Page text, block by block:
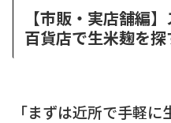
【市販・実店舗編
百貨店で生米麹を探
「まずは近所で手軽に